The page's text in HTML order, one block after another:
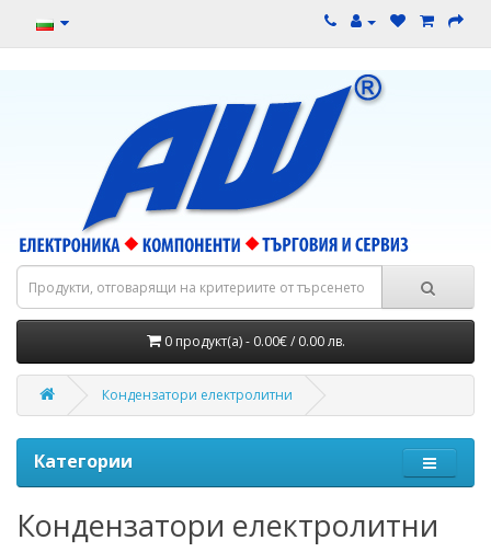
0 продукт(а) - 0.00€ / 0.00 лв.
Кондензатори електролитни
Категории
Кондензатори електролитни